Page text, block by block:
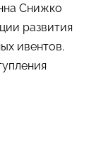
Снижко
развития
ивентов.